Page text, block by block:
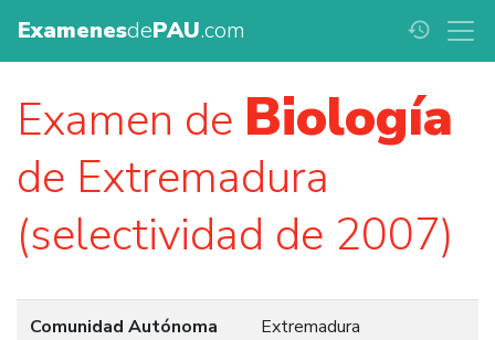
ExamenesdePAU.com history
Examen de Biología
de Extremadura
(selectividad de 2007)
Comunidad Autónoma Extremadura